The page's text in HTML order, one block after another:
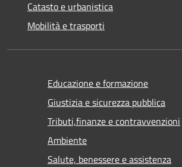
Catasto e urbanistica
Mobilità e trasporti
Educazione e formazione
Giustizia e sicurezza pubblica
Tributi,finanze e contravvenzioni
Ambiente
Salute, benessere e assistenza